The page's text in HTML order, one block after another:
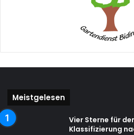
Meistgelesen
Vier Sterne für
Klassifizierung